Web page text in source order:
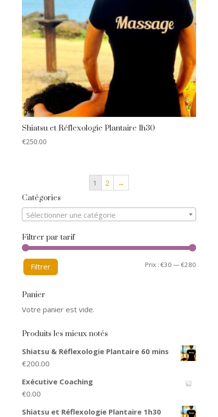
Shiatsu et Réflexologie Plantaire 1h30
€250.00
1 2
→
Catégories
Sélectionner une catégorie
Filtrer par tarif
Filtrer Prix :€30 —€280
Panier
Votre panier est vide.
Produits les mieux notés
Shiatsu & Réflexologie Plantaire 60 mins
€200.00
Exécutive Coaching
€0.00
Shiatsu et Réflexologie Plantaire 1h30